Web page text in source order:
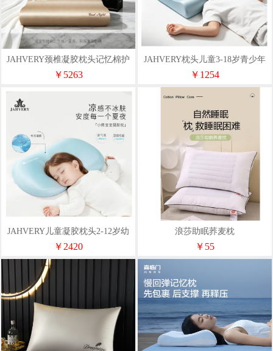
JAHVERY颈椎凝胶枕头记忆棉护
颈枕成人睡觉助睡眠专用
￥5263
JAHVERY枕头儿童3-18岁青少年
枕头
￥1254
JAHVERY儿童凝胶枕头2-12岁幼
儿园小学生记忆枕
￥2420
浪莎助眠荞麦枕
￥55